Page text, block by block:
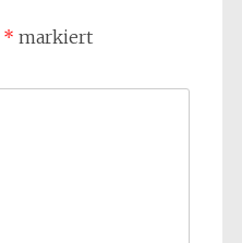
* markiert